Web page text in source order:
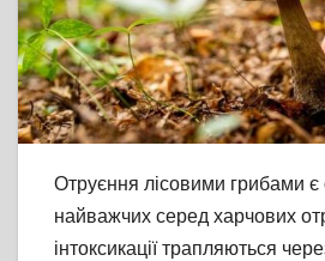
Отруєння лісовими грибами є
найважчих серед харчових
інтоксикації трапляються